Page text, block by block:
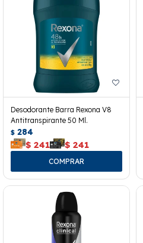
Desodorante Barra Rexona V8
Antitranspirante 50 Ml.
$ 284
$ 241 $ 241